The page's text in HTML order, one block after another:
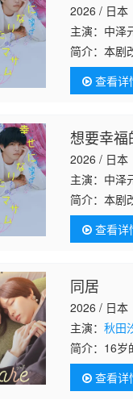
2026 / 日本
主演：中
简介：本剧
泽元纪 饰）
拼桌酒吧
查看详
想要幸福
2026 / 日本
主演：中泽
简介：本剧
泽元纪 饰）
拼桌酒吧
查看详
同居
2026 / 日本
主演：秋田
简介： 16岁
工的店里遇
春，却不
间，彼此之
查看详